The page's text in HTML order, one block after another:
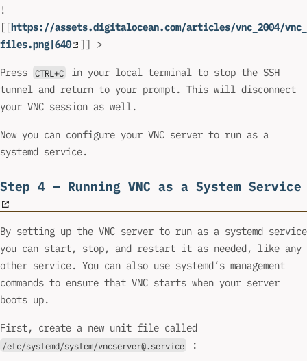
!
[[https://assets.digitalocean.com/articles/vnc_2004/vnc_
files.png|640
]] >
Press CTRL+C
in your local terminal to stop the SSH
tunnel and return to your prompt. This will disconnect
your VNC session as well.
Now you can configure your VNC server to run as a
systemd service.
Step 4 — Running VNC as a System Service
By setting up the VNC server to run as a systemd service
you can start, stop, and restart it as needed, like any
other service. You can also use systemd’s management
commands to ensure that VNC starts when your server
boots up.
First, create a new unit file called
/etc/systemd/system/vncserver@.service :